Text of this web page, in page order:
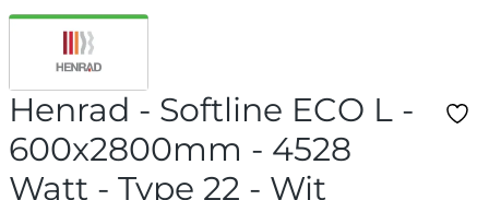
Henrad - Softline ECO L -
600x2800mm - 4528
Watt - Type 22 - Wit